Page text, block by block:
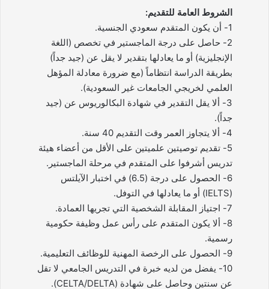
الشروط العامة للتقديم:
1- أن يكون المتقدم سعودي الجنسية.
2- حاصل على درجة الماجستير في تخصص (اللغة
الإنجليزية) أو ما يعادلها بتقدير لا يقل عن (جيد جداً)
بطريقة الدراسة انتظاماً (مع ضرورة معادلة المؤهل
العلمي لخريجي الجامعات غير السعودية).
3- ألا يقل التقدير في شهادة البكالوريوس عن (جيد
جداً).
4- ألا يتجاوز العمر وقت التقديم 40 سنة.
5- تقديم توصيتين علميتين على الأقل من أعضاء هيئة
تدريس أشرفوا على المتقدم في مرحلة الماجستير.
6- الحصول على درجة (6.5) في اختبار الآيلتس
(IELTS) أو ما يعادلها في التوفل.
7- اجتياز المقابلة الشخصية التي تجريها العمادة.
8- ألا يكون المتقدم على رأس عمل وظيفة حكومية
رسمية.
9- الحصول على الرخصة المهنية للوظائف التعليمية.
10- يفضل من لديه خبرة في التدريس الجامعي لا تقل
عن سنتين وحاصل على شهادة (CELTA/DELTA).